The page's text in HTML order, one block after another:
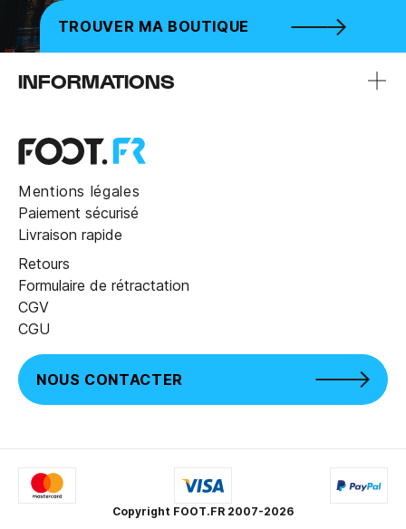
TROUVER MA BOUTIQUE
INFORMATIONS
Mentions légales
Paiement sécurisé
Livraison rapide
Retours
Formulaire de rétractation
CGV
CGU
NOUS CONTACTER
Copyright FOOT.FR 2007-2026